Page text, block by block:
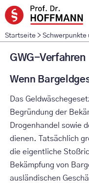
Zum
Inhalt
springen
Startseite> Schwerpunkte
GWG-Verfahren
Wenn
Das
Begründung der
Drogenhandel sowie
dienen. Tatsächlich
die eigentliche
Bekämpfung von
ausländischen